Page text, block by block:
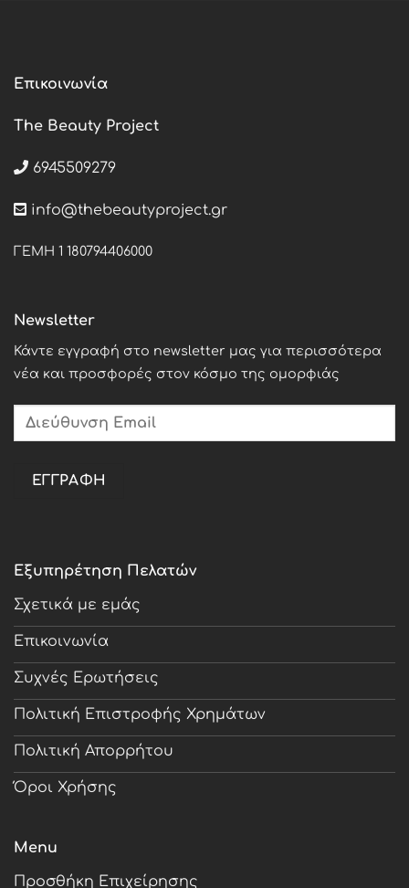
Επικοινωνία
The Beauty Project
6945509279
info@thebeautyproject.gr
ΓΕΜΗ 1 180794406000
Εξυπηρέτηση Πελατών
Σχετικά με εμάς
Επικοινωνία
Συχνές Ερωτήσεις
Πολιτική Επιστροφής Χρημάτων
Πολιτική Απορρήτου
Όροι Χρήσης
Menu
Προσθήκη Επιχείρησης
Newsletter
Κάντε εγγραφή στο newsletter μας για περισσότερα
νέα και προσφορές στον κόσμο της ομορφιάς